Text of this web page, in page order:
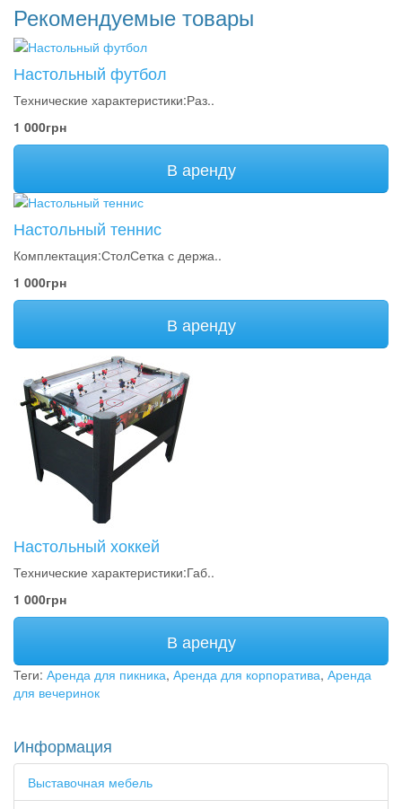
Рекомендуемые товары
Настольный футбол
Технические характеристики:Раз..
1 000грн
В аренду
Настольный теннис
Комплектация:СтолСетка с держа..
1 000грн
В аренду
Настольный хоккей
Технические характеристики:Габ..
1 000грн
В аренду
Теги: Аренда для пикника, Аренда для корпоратива, Аренда
для вечеринок
Информация
Выставочная мебель